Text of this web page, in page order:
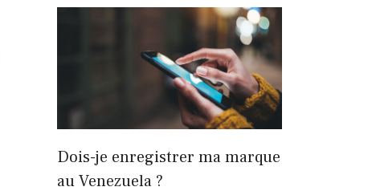
Dois-je enregistrer ma marque
au Venezuela ?